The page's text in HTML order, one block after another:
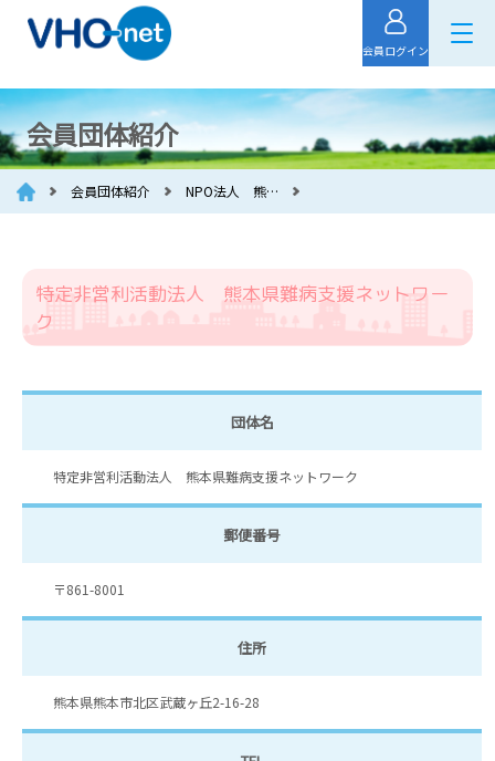
会員ログイン
会員団体紹介
会員団体紹介 NPO法人 熊…
特定非営利活動法人 熊本県難病支援ネットワー
ク
団体名
特定非営利活動法人 熊本県難病支援ネットワーク
郵便番号
〒861-8001
住所
熊本県熊本市北区武蔵ヶ丘2-16-28